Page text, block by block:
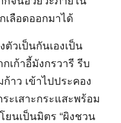
เลือดออกมาได้
ตัวเป็นกันเองเป็น
เก้าอี้มังกรวารี รีบ
าว เข้าไปประคอง
ะเสาะกระแสะพร้อม
นเป็นมิตร “ผิงชวน